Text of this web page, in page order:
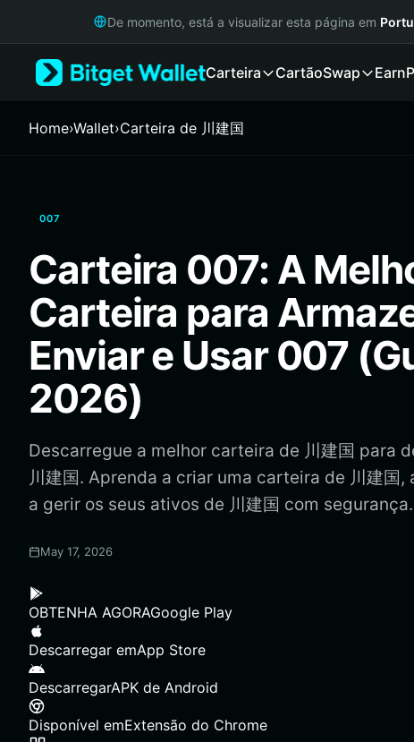
Русский
Italiano
繁體中文
Bahasa Indonesia
ภาษาไทย
Español
Português (Brasil)
Español (Argentina)
De momento, está a visualizar esta página em
Carteira CartãoSwap Earn
Home›Wallet›Carteira de 川建国
007
Carteira 007: A
Carteira para
Enviar e Usar 007
2026)
Descarregue a melhor carteira de 川建国 para
川建国. Aprenda a criar uma carteira de 川建国,
a gerir os seus ativos de 川建国 com segurança.
May 17, 2026
OBTENHA AGORAGoogle Play
Descarregar emApp Store
DescarregarAPK de Android
Disponível emExtensão do Chrome